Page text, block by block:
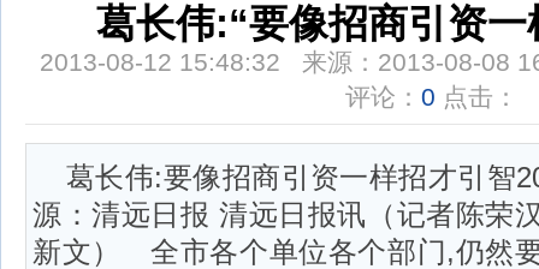
葛长伟:“要像招商引资一
2013-08-12 15:48:32 来源：2013-08-08
评论： 0 点击：
葛长伟:要像招商引资一样招才引智
源：清远日报 清远日报讯（记者陈
新文） 全市各个单位各个部门,仍然